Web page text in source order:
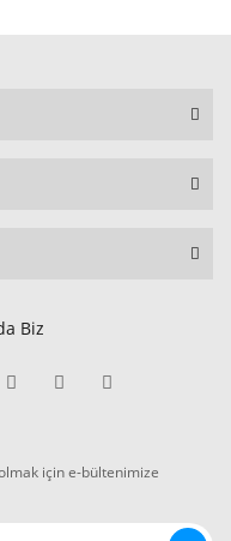
Biz
için e-bültenimize